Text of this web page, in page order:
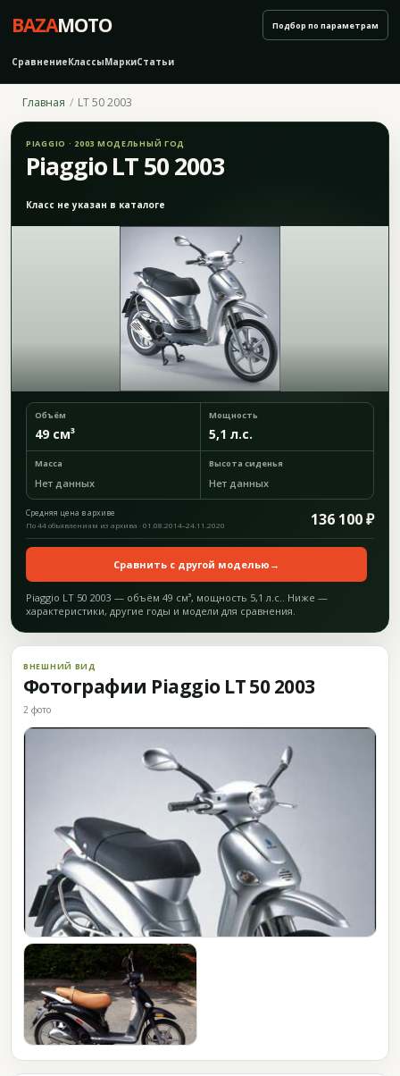
BAZAMOTO
СравнениеКлассыМаркиСтатьи
Подбор по параметрам
Главная LT 50 2003
PIAGGIO · 2003 МОДЕЛЬНЫЙ ГОД
Piaggio LT 50 2003
Класс не указан в каталоге
Объём
49 см³
Мощность
5,1 л.с.
Масса
Нет данных
Высота сиденья
Нет данных
Средняя цена в архиве 136 100 ₽
По 44 объявлениям из архива · 01.08.2014–24.11.2020
Сравнить с другой моделью →
Piaggio LT 50 2003 — объём 49 см³, мощность 5,1 л.с.. Ниже —
характеристики, другие годы и модели для сравнения.
ВНЕШНИЙ ВИД
Фотографии Piaggio LT 50 2003
2 фото